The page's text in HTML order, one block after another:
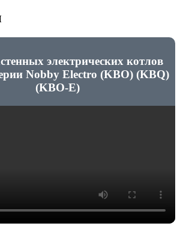
электрических котлов
Nobby Electro (KBO) (KBQ)
(KBO-E)